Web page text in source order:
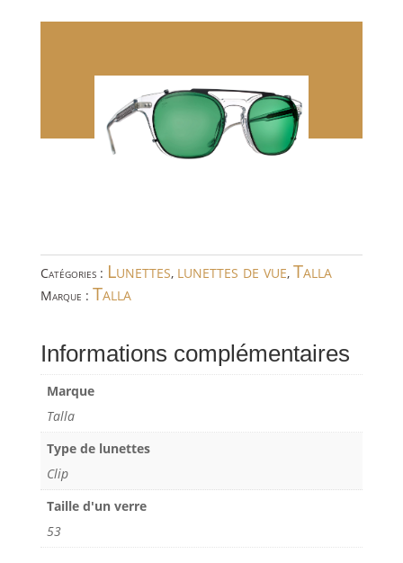
Catégories : Lunettes, lunettes de vue, Talla
Marque : Talla
Informations complémentaires
Marque
Talla
Type de lunettes
Clip
Taille d'un verre
53